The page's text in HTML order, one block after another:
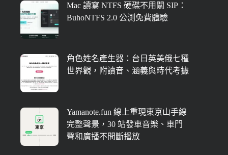
Mac 讀寫 NTFS 硬碟不用關 SIP：
BuhoNTFS 2.0 公測免費體驗
角色姓名產生器：台日英美俄七種
世界觀，附讀音、涵義與時代考據
Yamanote.fun 線上重現東京山手線
完整聲景，30 站發車音樂、車門
聲和廣播不間斷播放